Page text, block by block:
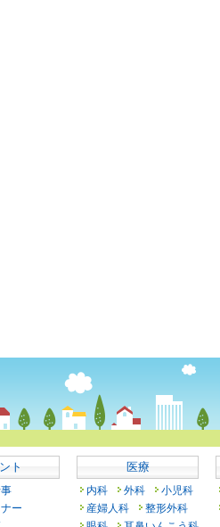
ト
ー
医療
内科 外科
小児科
産婦人科
整形外科